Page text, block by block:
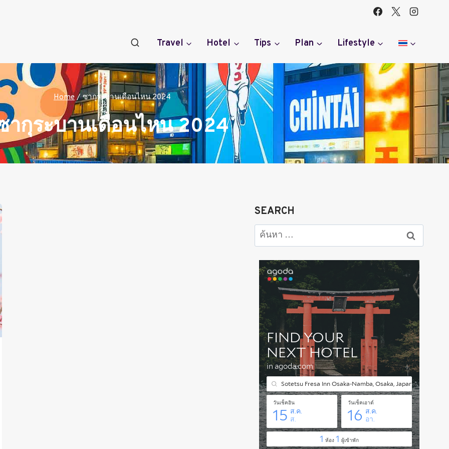
Travel Hotel Tips Plan Lifestyle
Home / ซากุระบานเดือนไหน 2024
ากุระบานเดือนไหน 2024
SEARCH
ค้นหา
สำหรับ: